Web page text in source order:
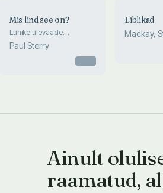
Mis lind see on?
Lühike ülevaade
enamlevinud aialindudest
Euroopas
Paul Sterry
Liblikad
Mackay,
Ainult
raamatud,